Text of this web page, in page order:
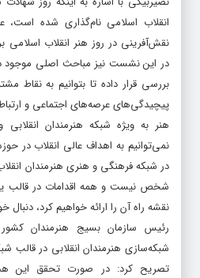
انقلاب اسلامی نام‌گذاری شده است،
نقش‌آفرینی در روز هنر انقلاب اسلامی
در این نشست نیز مباحث اصلی موجود
بررسی قرار داده تا بتوانیم به نقاط
پیچیدگی‌های عرصه‌های اجتماعی و
هنر به ویژه شبکه هنرمندان
نمی‌توانیم به اهداف عالی انقلاب در
در شبکه فرهنگی و هنری هنرمندان
شخص نیست و همه اقدامات در
نقشه راه آن را ارائه خواهیم کرد، دنبال
شبکه‌سازی هنرمندان انقلابی در قالب
تصریح کرد: در صورت تحقق این